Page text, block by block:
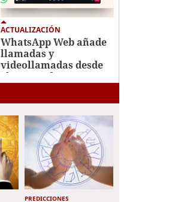
ACTUALIZACIÓN
WhatsApp Web añade
llamadas y
videollamadas desde
el navegador
PREDICCIONES